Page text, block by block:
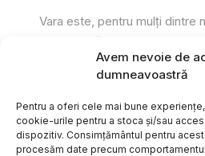
Avem nevoie de
dumneavoastră
Pentru a oferi cele mai bune
cookie-urile pentru a stoca și/sau
dispozitiv. Consimțământul pentru
procesăm date precum
Vara este, pentru mulți dintre
se întâmplă cele mai
vacanțe pe care le planificăm
Cristiana Todiresei